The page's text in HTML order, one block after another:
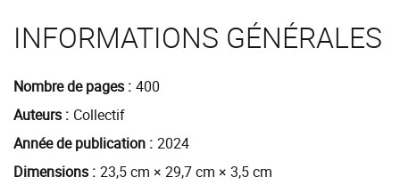
INFORMATIONS GÉNÉRALES
Nombre de pages 400
Auteurs
Collectif
Année de publication 2024
Dimensions 23,5 cm × 29,7 cm × 3,5 cm